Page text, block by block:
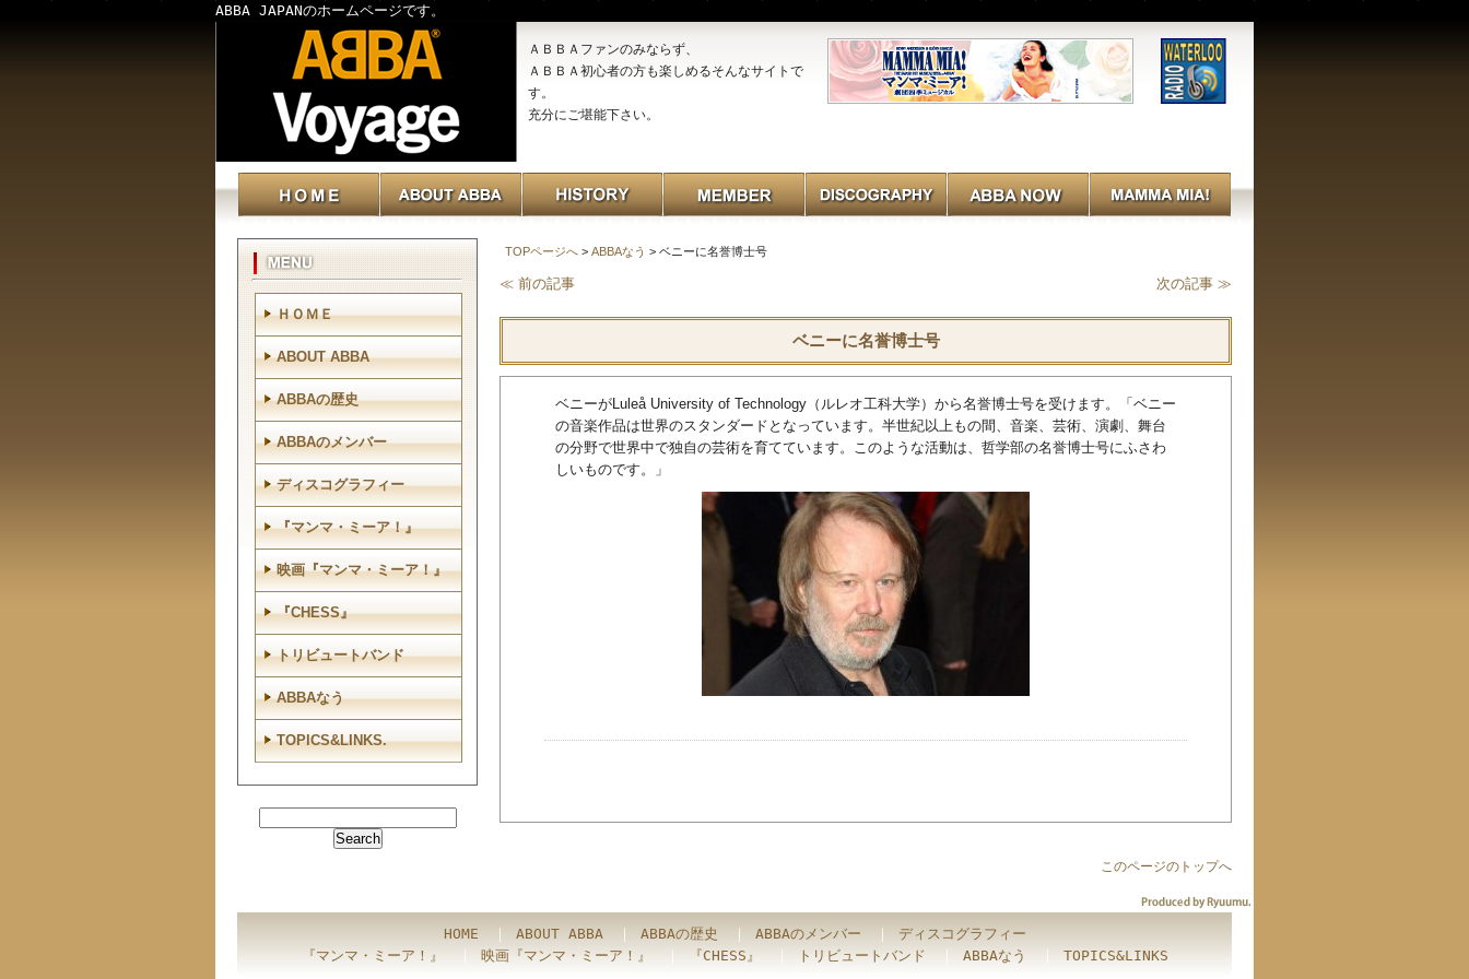
ABBA JAPANのホームページです。
ＡＢＢＡファンのみならず、
ＡＢＢＡ初心者の方も楽しめるそんなサイトで
す。
充分にご堪能下さい。
TOPページへ > ABBAなう > ベニーに名誉博士号
≪ 前の記事 次の記事 ≫
ベニーに名誉博士号
ベニーがLuleå University of Technology（ルレオ工科大学）から名誉博士号を受けます。「ベニー
の音楽作品は世界のスタンダードとなっています。半世紀以上もの間、音楽、芸術、演劇、舞台
の分野で世界中で独自の芸術を育てています。このような活動は、哲学部の名誉博士号にふさわ
しいものです。」
このページのトップへ
ＨＯＭＥ
ABOUT ABBA
ABBAの歴史
ABBAのメンバー
ディスコグラフィー
『マンマ・ミーア！』
映画『マンマ・ミーア！』
『CHESS』
トリビュートバンド
ABBAなう
TOPICS&LINKS.
HOME ABOUT ABBA｜ ABBAの歴史 ABBAのメンバー
ディスコグラフィー
『マンマ・ミーア！』
映画『マンマ・ミーア！』 『CHESS』 トリビュートバンド ABBAなう TOPICS&LINKS